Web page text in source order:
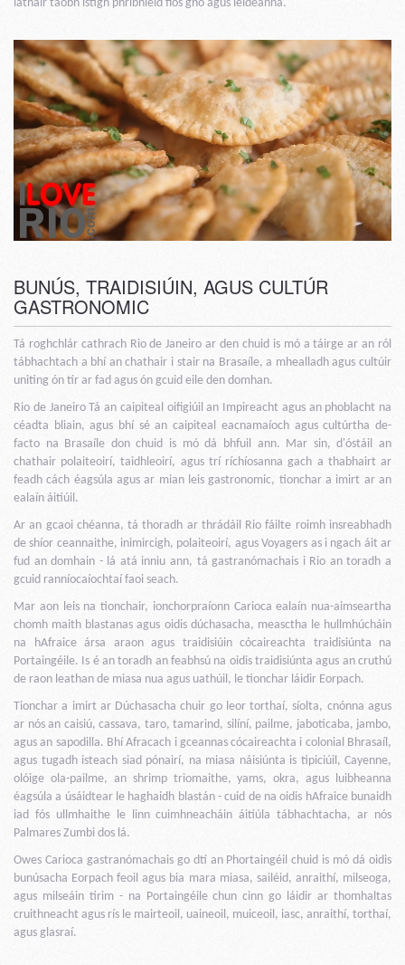
láthair taobh istigh phribhléid fios gnó agus leideanna.
BUNÚS, TRAIDISIÚIN, AGUS CULTÚR
GASTRONOMIC
Tá roghchlár cathrach Rio de Janeiro ar den chuid is mó a táirge ar an ról
tábhachtach a bhí an chathair i stair na Brasaíle, a mhealladh agus cultúir
uniting ón tír ar fad agus ón gcuid eile den domhan.
Rio de Janeiro Tá an caipiteal oifigiúil an Impireacht agus an phoblacht na
céadta bliain, agus bhí sé an caipiteal eacnamaíoch agus cultúrtha de-
facto na Brasaíle don chuid is mó dá bhfuil ann. Mar sin, d'óstáil an
chathair polaiteoirí, taidhleoirí, agus trí ríchíosanna gach a thabhairt ar
feadh cách éagsúla agus ar mian leis gastronomic, tionchar a imirt ar an
ealaín áitiúil.
Ar an gcaoi chéanna, tá thoradh ar thrádáil Rio fáilte roimh insreabhadh
de shíor ceannaithe, inimircigh, polaiteoirí, agus Voyagers as i ngach áit ar
fud an domhain - lá atá inniu ann, tá gastranómachais i Rio an toradh a
gcuid ranníocaíochtaí faoi seach.
Mar aon leis na tionchair, ionchorpraíonn Carioca ealaín nua-aimseartha
chomh maith blastanas agus oidis dúchasacha, measctha le hullmhúcháin
na hAfraice ársa araon agus traidisiúin cócaireachta traidisiúnta na
Portaingéile. Is é an toradh an feabhsú na oidis traidisiúnta agus an cruthú
de raon leathan de miasa nua agus uathúil, le tionchar láidir Eorpach.
Tionchar a imirt ar Dúchasacha chuir go leor torthaí, síolta, cnónna agus
ar nós an caisiú, cassava, taro, tamarind, silíní, pailme, jaboticaba, jambo,
agus an sapodilla. Bhí Afracach i gceannas cócaireachta i colonial Bhrasaíl,
agus tugadh isteach siad pónairí, na miasa náisiúnta is tipiciúil, Cayenne,
olóige ola-pailme, an shrimp triomaithe, yams, okra, agus luibheanna
éagsúla a úsáidtear le haghaidh blastán - cuid de na oidis hAfraice bunaidh
iad fós ullmhaithe le linn cuimhneacháin áitiúla tábhachtacha, ar nós
Palmares Zumbi dos lá.
Owes Carioca gastranómachais go dtí an Phortaingéil chuid is mó dá oidis
bunúsacha Eorpach feoil agus bia mara miasa, sailéid, anraithí, milseoga,
agus milseáin tirim - na Portaingéile chun cinn go láidir ar thomhaltas
cruithneacht agus rís le mairteoil, uaineoil, muiceoil, iasc, anraithí, torthaí,
agus glasraí.